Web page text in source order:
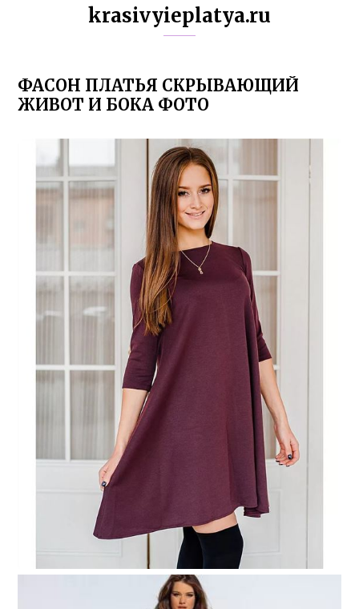
krasivyieplatya.ru
ФАСОН ПЛАТЬЯ СКРЫВАЮЩИЙ
ЖИВОТ И БОКА ФОТО